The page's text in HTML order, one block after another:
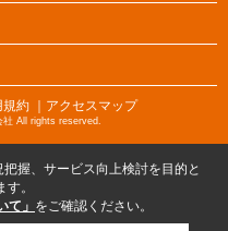
規約 ｜アクセスマップ
社 All rights reserved.
握、サービス向上検討を目的と
。
て」 をご確認ください。